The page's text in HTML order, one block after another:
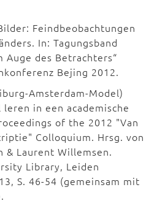
Feindbeobachtungen
In: Tagungsband
Auge des Betrachters“
Bejing 2012.
Amsterdam-Model)
in een academische
of the 2012 "Van
Colloquium. Hrsg. von
& Laurent Willemsen.
Library, Leiden
S. 46-54 (gemeinsam mit